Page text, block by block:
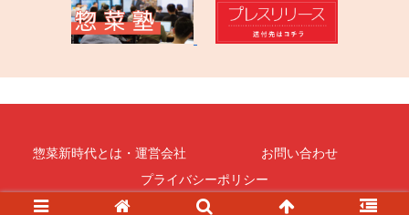
惣菜新時代とは・運営会社
お問い合わせ
プライバシーポリシー
© 2023 惣菜・デリ通信.